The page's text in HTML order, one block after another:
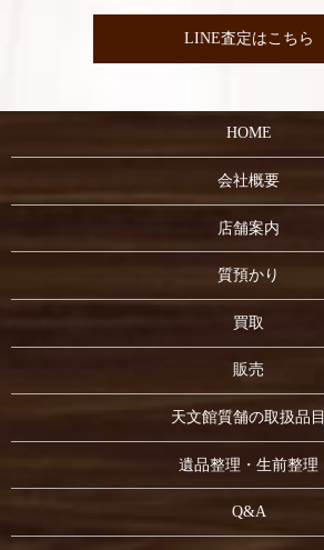
LINE査定はこちら
HOME
会社概要
店舗案内
質預かり
買取
販売
天文館質舗の取扱品目
遺品整理・生前整理
Q&A